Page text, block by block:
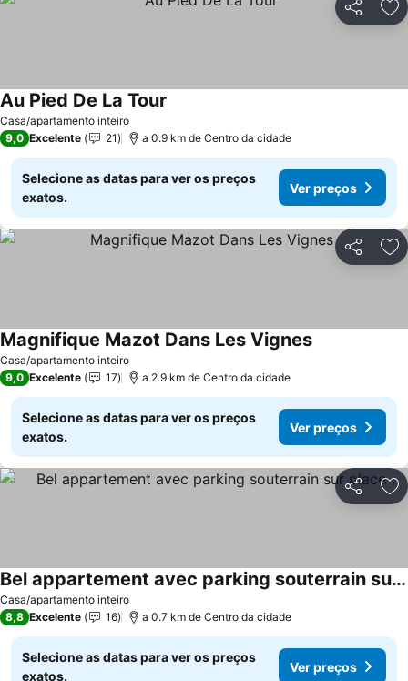
Partilhar
Casa/apartamento inteiro
Au Pied De La Tour
9,0 Excelente 21 a 0.9 km de Centro da cidade
Selecione as datas para ver os preços
exatos.
Ver preços
Partilhar
Casa/apartamento inteiro
Magnifique Mazot Dans Les Vignes
9,0 Excelente 17 a 2.9 km de Centro da cidade
Selecione as datas para ver os preços
exatos.
Ver preços
Partilhar
Casa/apartamento inteiro
Bel appartement avec parking souterrain sur place
8,8 Excelente 16 a 0.7 km de Centro da cidade
Selecione as datas para ver os preços
exatos.
Ver preços